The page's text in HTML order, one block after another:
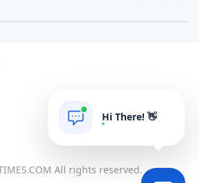
All rights reserved.
Hi There! 👋